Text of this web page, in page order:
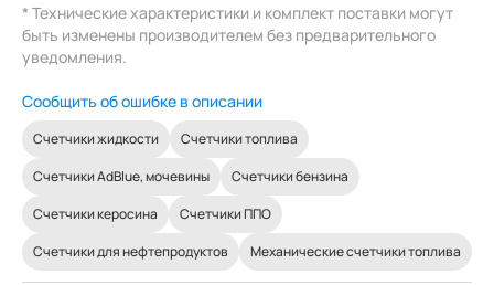
* Технические характеристики и комплект поставки могут
быть изменены производителем без предварительного
уведомления.
Сообщить об ошибке в описании
Счетчики жидкости
Счетчики топлива
Счетчики AdBlue, мочевины
Счетчики бензина
Счетчики керосина
Счетчики ППО
Счетчики для нефтепродуктов
Механические счетчики топлива